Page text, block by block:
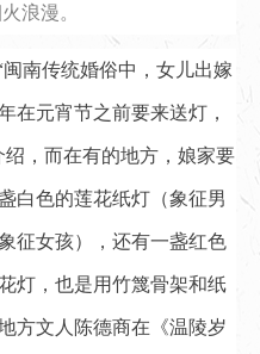
浪漫。
南传统婚俗中，女儿出嫁
在元宵节之前要来送灯，
，而在有的地方，娘家要
白色的莲花纸灯（象征男
征女孩），还有一盏红色
灯，也是用竹篾骨架和纸
方文人陈德商在《温陵岁